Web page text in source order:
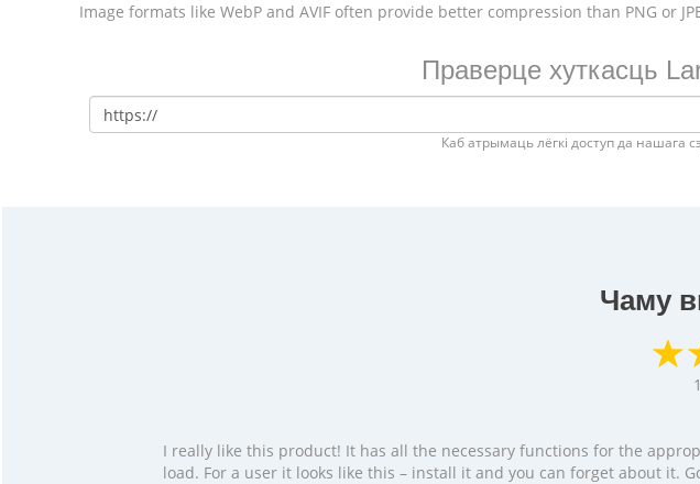
Image formats like WebP and AVIF often provide better compression than PNG or
Праверце хуткасць
Каб атрымаць лёгкі доступ да нашага
Чаму
I really like this product! It has all the necessary functions for the
load. For a user it looks like this – install it and you can forget about it.